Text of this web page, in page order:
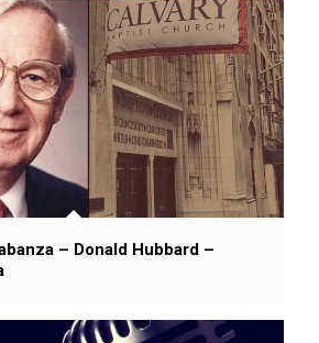
– Donald Hubbard –